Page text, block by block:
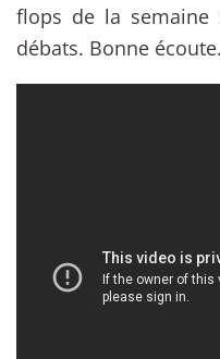
flops de la semaine
débats. Bonne écoute.